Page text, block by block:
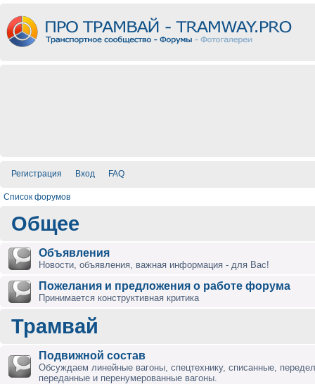
Регистрация Вход FAQ
Список форумов
Общее
Объявления
Новости, объявления, важная информация - для Вас!
Пожелания и предложения о работе форума
Принимается конструктивная критика
Трамвай
Подвижной состав
Обсуждаем линейные вагоны, спецтехнику, списанные,
переданные и перенумерованные вагоны.